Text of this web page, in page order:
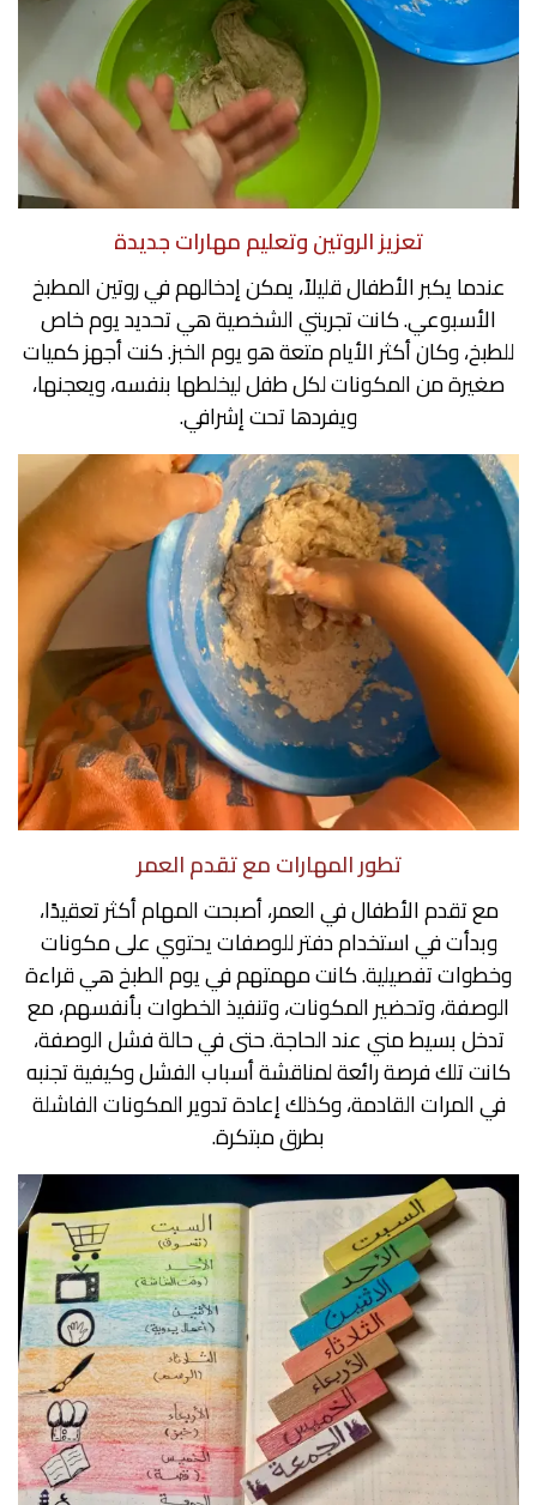
تعزيز الروتين وتعليم مهارات جديدة
عندما يكبر الأطفال قليلاً، يمكن إدخالهم في روتين المطبخ
الأسبوعي. كانت تجربتي الشخصية هي تحديد يوم خاص
للطبخ، وكان أكثر الأيام متعة هو يوم الخبز. كنت أجهز كميات
صغيرة من المكونات لكل طفل ليخلطها بنفسه، ويعجنها،
ويفردها تحت إشرافي.
تطور المهارات مع تقدم العمر
مع تقدم الأطفال في العمر، أصبحت المهام أكثر تعقيدًا،
وبدأت في استخدام دفتر للوصفات يحتوي على مكونات
وخطوات تفصيلية. كانت مهمتهم في يوم الطبخ هي قراءة
الوصفة، وتحضير المكونات، وتنفيذ الخطوات بأنفسهم، مع
تدخل بسيط مني عند الحاجة. حتى في حالة فشل الوصفة،
كانت تلك فرصة رائعة لمناقشة أسباب الفشل وكيفية تجنبه
في المرات القادمة، وكذلك إعادة تدوير المكونات الفاشلة
بطرق مبتكرة.